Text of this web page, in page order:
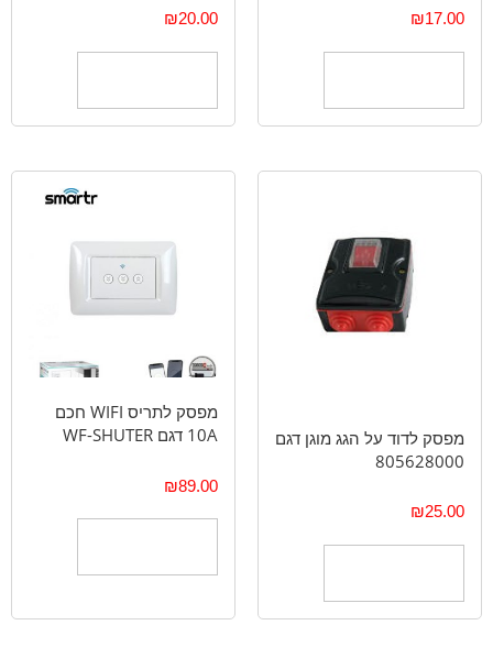
₪17.00
₪20.00
מפסק לדוד על הגג מוגן דגם
805628000
₪25.00
מפסק לתריס WIFI חכם
10A דגם WF-SHUTER
₪89.00